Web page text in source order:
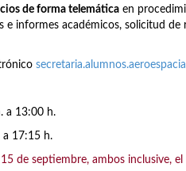
de forma telemática en
informes académicos, solicitud
a 13:00 h.
a 17:15 h.
de septiembre, ambos inclusive,